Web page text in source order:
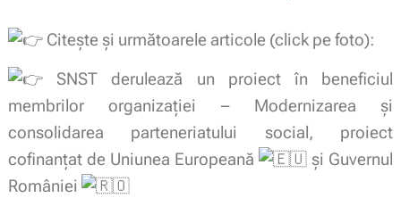
Citește și următoarele articole (click pe foto):
SNSTderulează un proiect în beneficiul
membrilor organizației – Modernizarea și
consolidarea parteneriatului social, proiect
cofinanțat de Uniunea Europeană
și Guvernul
României